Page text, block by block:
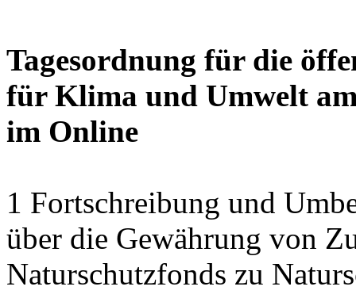
Tagesordnung für die
für Klima und Umwelt
im Online
1 Fortschreibung und
über die Gewährung von
Naturschutzfonds zu